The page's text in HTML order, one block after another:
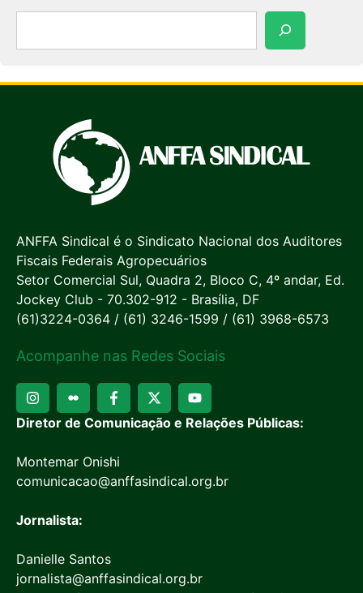
ANFFA Sindical é o Sindicato Nacional dos Auditores
Fiscais Federais Agropecuários
Setor Comercial Sul, Quadra 2, Bloco C, 4º andar, Ed.
Jockey Club - 70.302-912 - Brasília, DF
(61)3224-0364 / (61) 3246-1599 / (61) 3968-6573
Acompanhe nas Redes Sociais
Diretor de Comunicação e Relações Públicas:
Montemar Onishi
comunicacao@anffasindical.org.br
Jornalista:
Danielle Santos
jornalista@anffasindical.org.br